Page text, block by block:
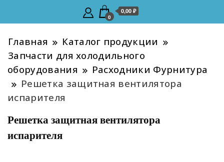
0
0,00 ₽
Главная
Каталог продукции
Запчасти для холодильного
оборудования
Расходники Фурнитура
Решетка защитная вентилятора
испарителя
Решетка защитная вентилятора
испарителя